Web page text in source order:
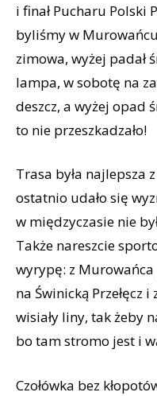
i finał Pucharu Polski
byliśmy w
zimowa, wyżej padał
lampa, w sobotę na
deszcz, a wyżej opad
to nie przeszkadzało!
Trasa była najlepsza
ostatnio udało się
w międzyczasie nie
Także nareszcie
wyrypę: z
na Świnicką Przełęcz
wisiały liny, tak żeby
bo tam stromo jest i
Czołówka bez